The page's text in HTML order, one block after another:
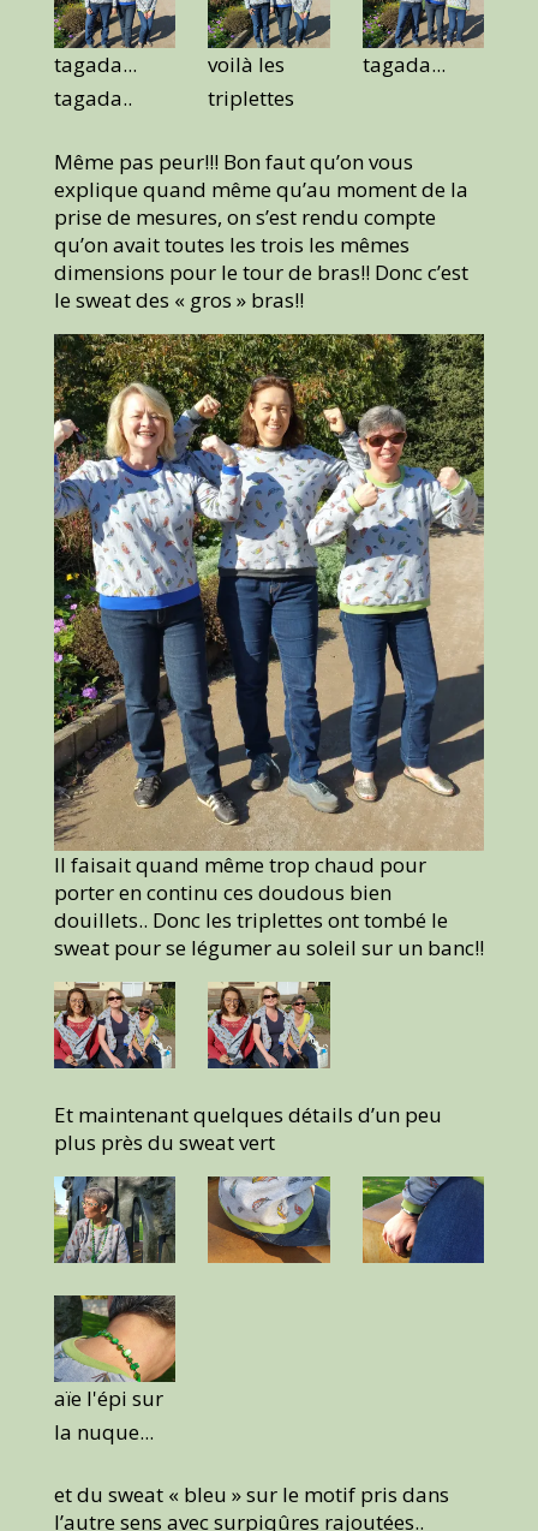
tagada...
tagada..
voilà les
triplettes
tagada...
Même pas peur!!! Bon faut qu’on vous
explique quand même qu’au moment de la
prise de mesures, on s’est rendu compte
qu’on avait toutes les trois les mêmes
dimensions pour le tour de bras!! Donc c’est
le sweat des « gros » bras!!
Il faisait quand même trop chaud pour
porter en continu ces doudous bien
douillets.. Donc les triplettes ont tombé le
sweat pour se légumer au soleil sur un banc!!
Et maintenant quelques détails d’un peu
plus près du sweat vert
aïe l'épi sur
la nuque...
et du sweat « bleu » sur le motif pris dans
l’autre sens avec surpiqûres rajoutées..